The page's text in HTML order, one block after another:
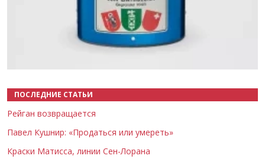
ПОСЛЕДНИЕ СТАТЬИ
Рейган возвращается
Павел Кушнир: «Продаться или умереть»
Краски Матисса, линии Сен-Лорана